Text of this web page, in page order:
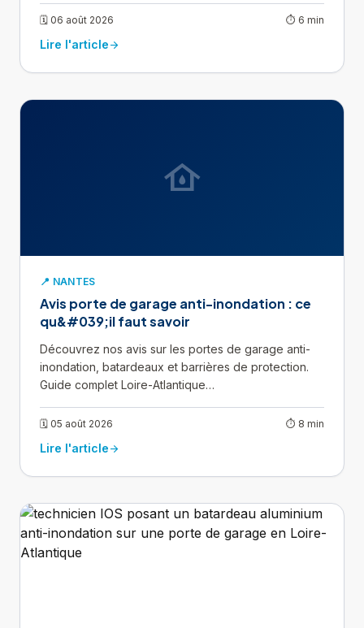
🗓 06 août 2026 ⏱ 6 min
Lire l'articlearrow_forward
water_damage
📍 NANTES
Avis porte de garage anti-inondation : ce
qu&#039;il faut savoir
Découvrez nos avis sur les portes de garage anti-
inondation, batardeaux et barrières de protection.
Guide complet Loire-Atlantique…
🗓 05 août 2026 ⏱ 8 min
Lire l'articlearrow_forward